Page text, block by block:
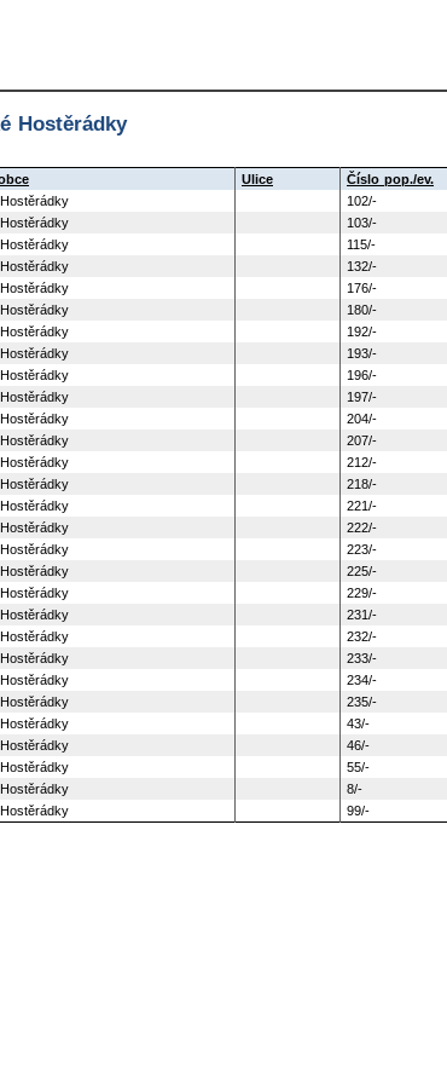
Hostěrádky
Ulice Číslo pop./ev.
102/-
103/-
115/-
132/-
176/-
180/-
192/-
193/-
196/-
197/-
204/-
207/-
212/-
218/-
221/-
222/-
223/-
225/-
229/-
231/-
232/-
233/-
234/-
235/-
43/-
46/-
55/-
8/-
99/-